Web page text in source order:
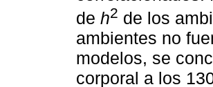
de h2 de los
ambientes no
modelos, se
corporal a los